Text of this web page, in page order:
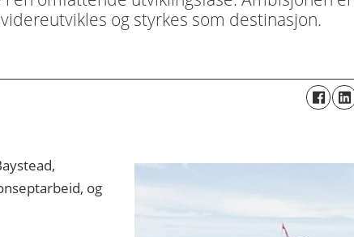
og styrkes som destinasjon.
og